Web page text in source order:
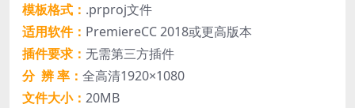
模板格式： .prproj文件
适用软件： PremiereCC 2018或更高版本
插件要求： 无需第三方插件
分 辨 率： 全高清1920×1080
文件大小： 20MB